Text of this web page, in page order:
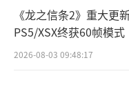
立于不败之地。（
《龙之信条2》重大更
PS5/XSX终获60帧模式
2026-08-03 09:48:17